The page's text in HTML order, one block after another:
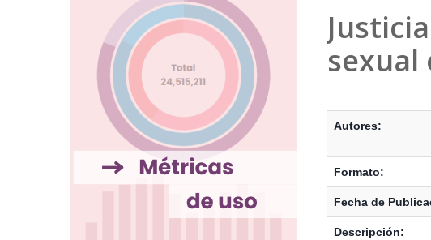
sexual
Autores:
Formato:
Fecha de
Descripción: